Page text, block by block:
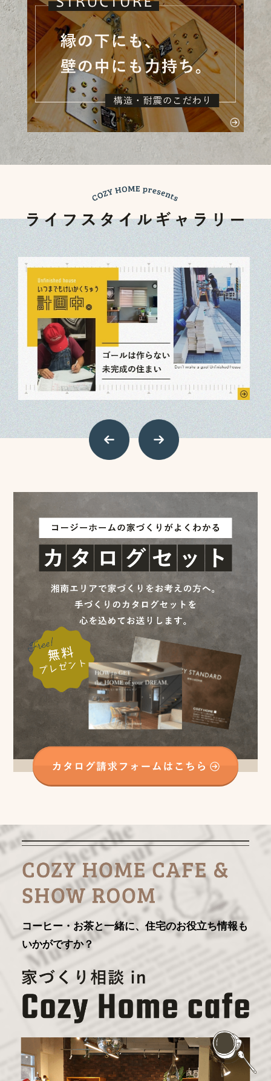
コーヒー・お茶と一緒に、住宅のお役立ち情報も
いかがですか？